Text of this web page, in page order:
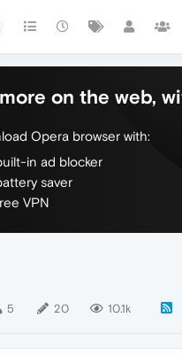
on the web,
Opera browser with:
in ad blocker
saver
VPN
5 20 10.1k